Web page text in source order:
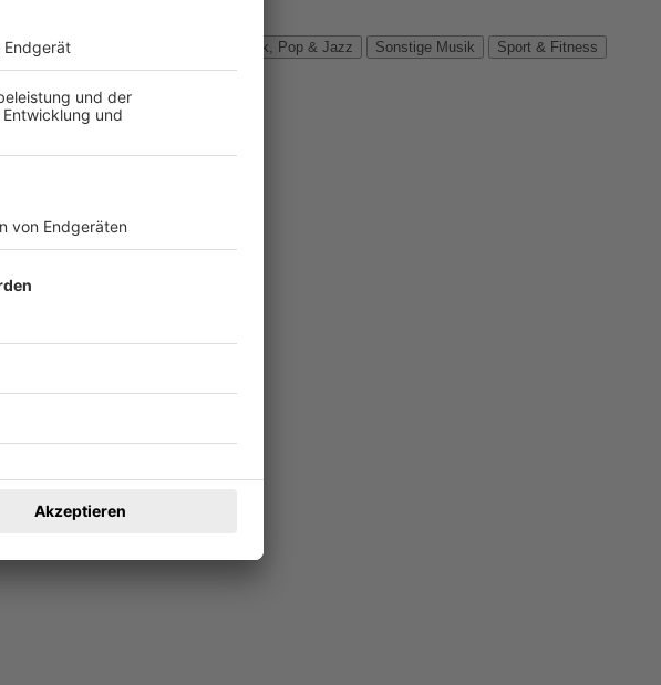
Narretei Rock, Pop & Jazz Sonstige Musik
Sport & Fitness